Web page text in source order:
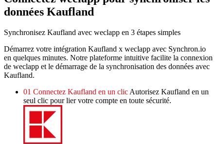
données Kaufland
Synchronisez Kaufland avec weclapp en 3 étapes simples
Démarrez votre intégration Kaufland x weclapp avec Synchron.io
en quelques minutes. Notre plateforme intuitive facilite la connexion
de weclapp et le démarrage de la synchronisation des données avec
Kaufland.
01 Connectez Kaufland en un clic Autorisez Kaufland en un
seul clic pour lier votre compte en toute sécurité.